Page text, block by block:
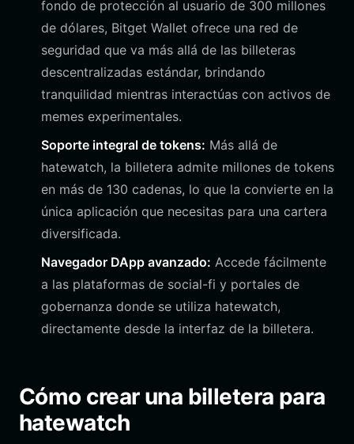
fondo de protección al usuario de 300 millones
de dólares, Bitget Wallet ofrece una red de
seguridad que va más allá de las billeteras
descentralizadas estándar, brindando
tranquilidad mientras interactúas con activos de
memes experimentales.
Soporte integral de tokens: Más allá de
hatewatch, la billetera admite millones de tokens
en más de 130 cadenas, lo que la convierte en la
única aplicación que necesitas para una cartera
diversificada.
Navegador DApp avanzado: Accede fácilmente
a las plataformas de social-fi y portales de
gobernanza donde se utiliza hatewatch,
directamente desde la interfaz de la billetera.
Cómo crear una billetera para
hatewatch